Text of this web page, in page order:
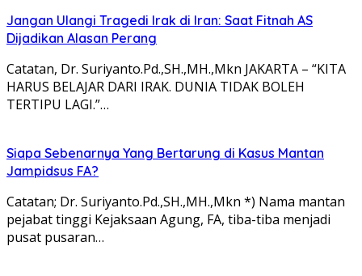
Jangan Ulangi Tragedi Irak di Iran: Saat Fitnah AS
Dijadikan Alasan Perang
Catatan, Dr. Suriyanto.Pd.,SH.,MH.,Mkn JAKARTA – “KITA
HARUS BELAJAR DARI IRAK. DUNIA TIDAK BOLEH
TERTIPU LAGI.”…
Siapa Sebenarnya Yang Bertarung di Kasus Mantan
Jampidsus FA?
Catatan; Dr. Suriyanto.Pd.,SH.,MH.,Mkn *) Nama mantan
pejabat tinggi Kejaksaan Agung, FA, tiba-tiba menjadi
pusat pusaran…